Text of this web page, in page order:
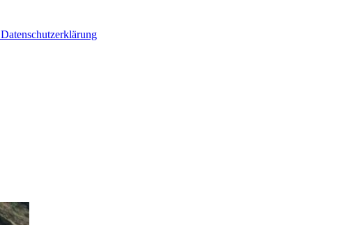
Datenschutzerklärung